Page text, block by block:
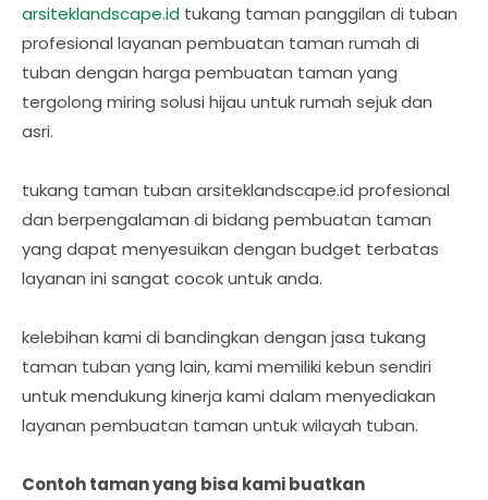
arsiteklandscape.id tukang taman panggilan di tuban
profesional layanan pembuatan taman rumah di
tuban dengan harga pembuatan taman yang
tergolong miring solusi hijau untuk rumah sejuk dan
asri.
tukang taman tuban arsiteklandscape.id profesional
dan berpengalaman di bidang pembuatan taman
yang dapat menyesuikan dengan budget terbatas
layanan ini sangat cocok untuk anda.
kelebihan kami di bandingkan dengan jasa tukang
taman tuban yang lain, kami memiliki kebun sendiri
untuk mendukung kinerja kami dalam menyediakan
layanan pembuatan taman untuk wilayah tuban.
Contoh taman yang bisa kami buatkan